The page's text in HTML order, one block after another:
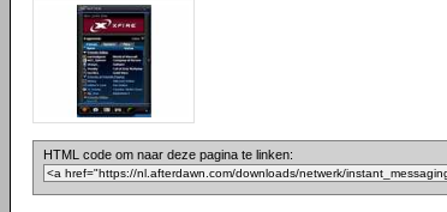
HTML code om naar deze pagina te linken: